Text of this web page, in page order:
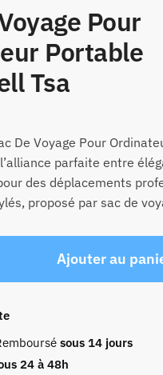
Pour
Portable
Tsa
De Voyage Pour
parfaite entre
des déplacements
proposé par sac de
Ajouter au
sous 14 jours
24 à 48h